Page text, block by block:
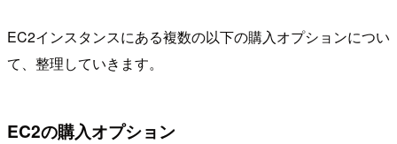
EC2インスタンスにある複数の以下の購入オプションについ
て、整理していきます。
EC2の購入オプション